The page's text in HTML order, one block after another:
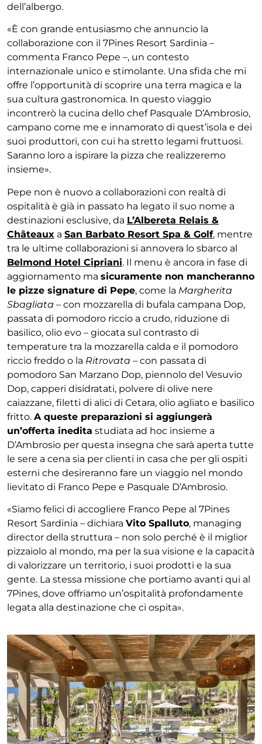
dell’albergo.
«È con grande entusiasmo che annuncio la
collaborazione con il 7Pines Resort Sardinia –
commenta Franco Pepe –, un contesto
internazionale unico e stimolante. Una sfida che mi
offre l’opportunità di scoprire una terra magica e la
sua cultura gastronomica. In questo viaggio
incontrerò la cucina dello chef Pasquale D’Ambrosio,
campano come me e innamorato di quest’isola e dei
suoi produttori, con cui ha stretto legami fruttuosi.
Saranno loro a ispirare la pizza che realizzeremo
insieme».
Pepe non è nuovo a collaborazioni con realtà di
ospitalità è già in passato ha legato il suo nome a
destinazioni esclusive, da L’Albereta Relais &
Châteaux a San Barbato Resort Spa & Golf, mentre
tra le ultime collaborazioni si annovera lo sbarco al
Belmond Hotel Cipriani. Il menu è ancora in fase di
aggiornamento ma sicuramente non mancheranno
le pizze signature di Pepe, come la Margherita
Sbagliata – con mozzarella di bufala campana Dop,
passata di pomodoro riccio a crudo, riduzione di
basilico, olio evo – giocata sul contrasto di
temperature tra la mozzarella calda e il pomodoro
riccio freddo o la Ritrovata – con passata di
pomodoro San Marzano Dop, piennolo del Vesuvio
Dop, capperi disidratati, polvere di olive nere
caiazzane, filetti di alici di Cetara, olio agliato e basilico
fritto. A queste preparazioni si aggiungerà
un’offerta inedita studiata ad hoc insieme a
D’Ambrosio per questa insegna che sarà aperta tutte
le sere a cena sia per clienti in casa che per gli ospiti
esterni che desireranno fare un viaggio nel mondo
lievitato di Franco Pepe e Pasquale D’Ambrosio.
«Siamo felici di accogliere Franco Pepe al 7Pines
Resort Sardinia – dichiara Vito Spalluto, managing
director della struttura – non solo perché è il miglior
pizzaiolo al mondo, ma per la sua visione e la capacità
di valorizzare un territorio, i suoi prodotti e la sua
gente. La stessa missione che portiamo avanti qui al
7Pines, dove offriamo un’ospitalità profondamente
legata alla destinazione che ci ospita».